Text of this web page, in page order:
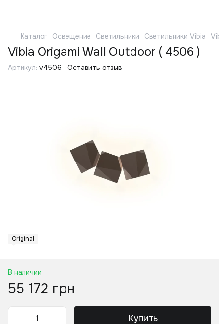
Каталог Освещение Светильники Светильники Vibia
Vibia Origami Wall Outdoor ( 4506 )
Артикул: v4506 Оставить отзыв
Original
В наличии
55 172 грн
Купить